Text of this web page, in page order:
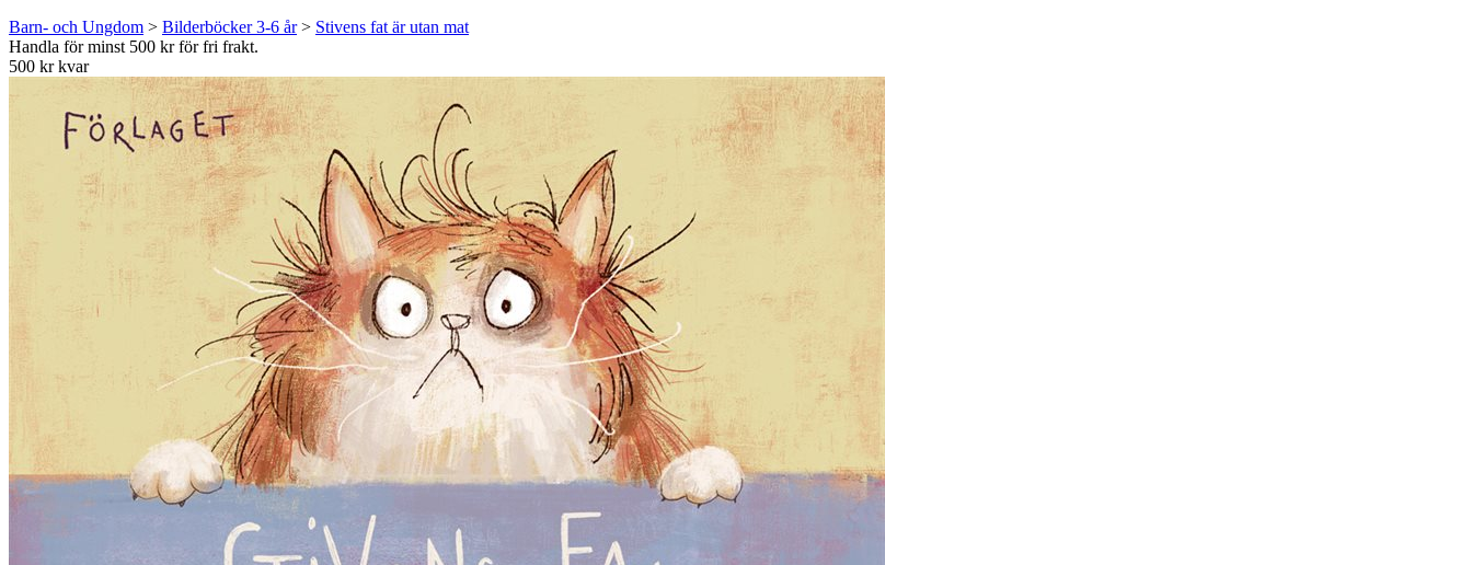
Barn- och Ungdom > Bilderböcker 3-6 år> Stivens fat är utan mat
Handla för minst 500 kr för fri frakt.
500 kr kvar